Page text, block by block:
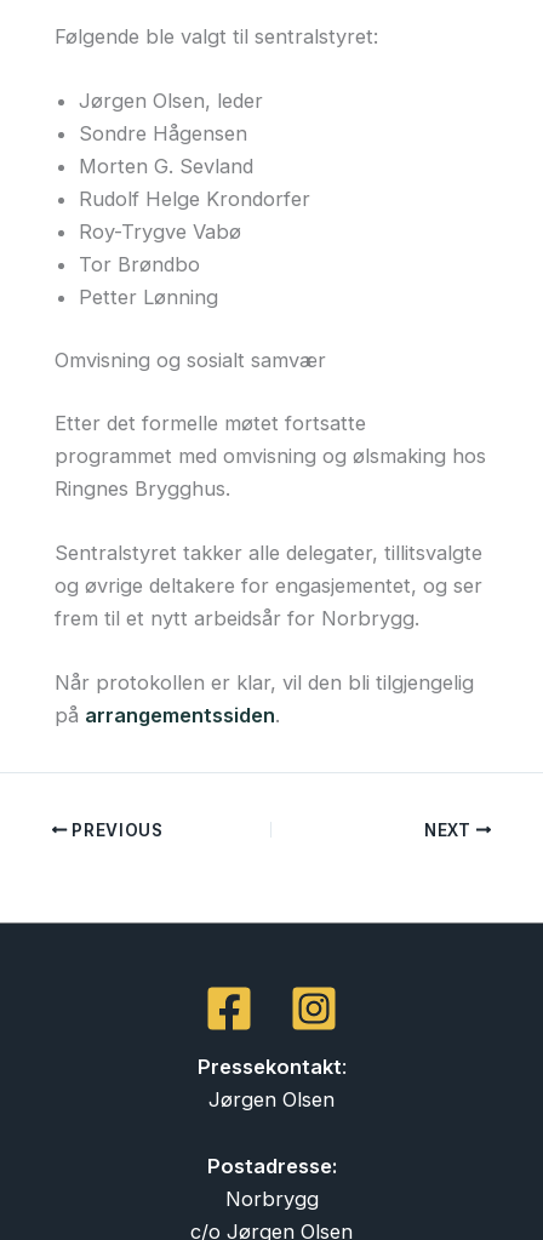
Følgende ble valgt til sentralstyret:
Jørgen Olsen, leder
Sondre Hågensen
Morten G. Sevland
Rudolf Helge Krondorfer
Roy-Trygve Vabø
Tor Brøndbo
Petter Lønning
Omvisning og sosialt samvær
Etter det formelle møtet fortsatte
programmet med omvisning og ølsmaking hos
Ringnes Brygghus.
Sentralstyret takker alle delegater, tillitsvalgte
og øvrige deltakere for engasjementet, og ser
frem til et nytt arbeidsår for Norbrygg.
Når protokollen er klar, vil den bli tilgjengelig
på arrangementssiden.
PREVIOUS NEXT
Pressekontakt:
Jørgen Olsen
Postadresse:
Norbrygg
c/o Jørgen Olsen